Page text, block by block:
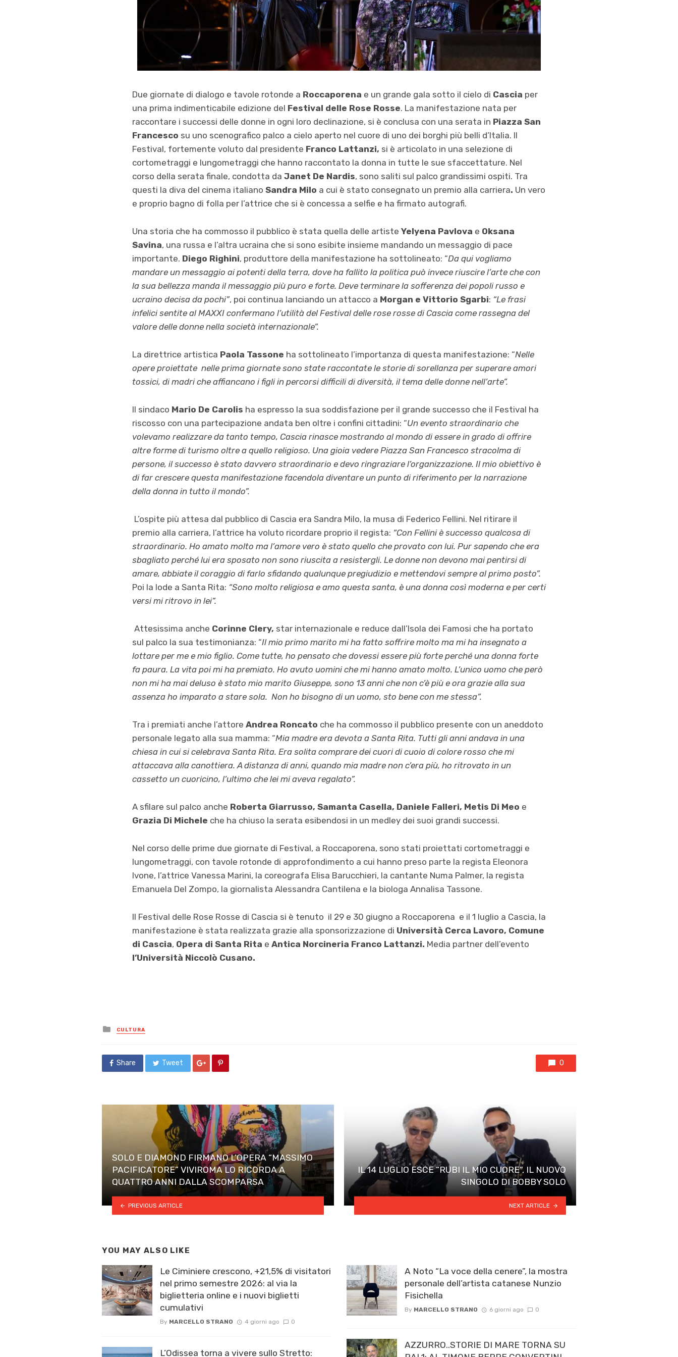
Due giornate di dialogo e tavole rotonde a Roccaporena e un grande gala sotto il cielo di Cascia per
una prima indimenticabile edizione del Festival delle Rose Rosse. La manifestazione nata per
raccontare i successi delle donne in ogni loro declinazione, si è conclusa con una serata in Piazza San
Francesco su uno scenografico palco a cielo aperto nel cuore di uno dei borghi più belli d’Italia. Il
Festival, fortemente voluto dal presidente Franco Lattanzi, si è articolato in una selezione di
cortometraggi e lungometraggi che hanno raccontato la donna in tutte le sue sfaccettature. Nel
corso della serata finale, condotta da Janet De Nardis, sono saliti sul palco grandissimi ospiti. Tra
questi la diva del cinema italiano Sandra Milo a cui è stato consegnato un premio alla carriera. Un vero
e proprio bagno di folla per l’attrice che si è concessa a selfie e ha firmato autografi.
Una storia che ha commosso il pubblico è stata quella delle artiste Yelyena Pavlova e Oksana
Savina, una russa e l’altra ucraina che si sono esibite insieme mandando un messaggio di pace
importante. Diego Righini, produttore della manifestazione ha sottolineato: “Da qui vogliamo
mandare un messaggio ai potenti della terra, dove ha fallito la politica può invece riuscire l’arte che con
la sua bellezza manda il messaggio più puro e forte. Deve terminare la sofferenza dei popoli russo e
ucraino decisa da pochi”, poi continua lanciando un attacco a Morgan e Vittorio Sgarbi: “Le frasi
infelici sentite al MAXXI confermano l’utilità del Festival delle rose rosse di Cascia come rassegna del
valore delle donne nella società internazionale”.
La direttrice artistica Paola Tassone ha sottolineato l’importanza di questa manifestazione: “Nelle
opere proiettate nelle prima giornate sono state raccontate le storie di sorellanza per superare amori
tossici, di madri che affiancano i figli in percorsi difficili di diversità, il tema delle donne nell’arte”.
Il sindaco Mario De Carolis ha espresso la sua soddisfazione per il grande successo che il Festival ha
riscosso con una partecipazione andata ben oltre i confini cittadini: “Un evento straordinario che
volevamo realizzare da tanto tempo, Cascia rinasce mostrando al mondo di essere in grado di offrire
altre forme di turismo oltre a quello religioso. Una gioia vedere Piazza San Francesco stracolma di
persone, il successo è stato davvero straordinario e devo ringraziare l’organizzazione. Il mio obiettivo è
di far crescere questa manifestazione facendola diventare un punto di riferimento per la narrazione
della donna in tutto il mondo”.
L’ospite più attesa dal pubblico di Cascia era Sandra Milo, la musa di Federico Fellini. Nel ritirare il
premio alla carriera, l’attrice ha voluto ricordare proprio il regista: “Con Fellini è successo qualcosa di
straordinario. Ho amato molto ma l’amore vero è stato quello che provato con lui. Pur sapendo che era
sbagliato perché lui era sposato non sono riuscita a resistergli. Le donne non devono mai pentirsi di
amare, abbiate il coraggio di farlo sfidando qualunque pregiudizio e mettendovi sempre al primo posto”.
Poi la lode a Santa Rita: “Sono molto religiosa e amo questa santa, è una donna così moderna e per certi
versi mi ritrovo in lei”.
Attesissima anche Corinne Clery, star internazionale e reduce dall’Isola dei Famosi che ha portato
sul palco la sua testimonianza: “Il mio primo marito mi ha fatto soffrire molto ma mi ha insegnato a
lottare per me e mio figlio. Come tutte, ho pensato che dovessi essere più forte perché una donna forte
fa paura. La vita poi mi ha premiato. Ho avuto uomini che mi hanno amato molto. L’unico uomo che però
non mi ha mai deluso è stato mio marito Giuseppe, sono 13 anni che non c’è più e ora grazie alla sua
assenza ho imparato a stare sola. Non ho bisogno di un uomo, sto bene con me stessa”.
Tra i premiati anche l’attore Andrea Roncato che ha commosso il pubblico presente con un aneddoto
personale legato alla sua mamma: “Mia madre era devota a Santa Rita. Tutti gli anni andava in una
chiesa in cui si celebrava Santa Rita. Era solita comprare dei cuori di cuoio di colore rosso che mi
attaccava alla canottiera. A distanza di anni, quando mia madre non c’era più, ho ritrovato in un
cassetto un cuoricino, l’ultimo che lei mi aveva regalato”.
A sfilare sul palco anche Roberta Giarrusso, Samanta Casella, Daniele Falleri, Metis Di Meo e
Grazia Di Michele che ha chiuso la serata esibendosi in un medley dei suoi grandi successi.
Nel corso delle prime due giornate di Festival, a Roccaporena, sono stati proiettati cortometraggi e
lungometraggi, con tavole rotonde di approfondimento a cui hanno preso parte la regista Eleonora
Ivone, l’attrice Vanessa Marini, la coreografa Elisa Barucchieri, la cantante Numa Palmer, la regista
Emanuela Del Zompo, la giornalista Alessandra Cantilena e la biologa Annalisa Tassone.
Il Festival delle Rose Rosse di Cascia si è tenuto il 29 e 30 giugno a Roccaporena e il 1 luglio a Cascia, la
manifestazione è stata realizzata grazie alla sponsorizzazione di Università Cerca Lavoro, Comune
di Cascia, Opera di Santa Rita e Antica Norcineria Franco Lattanzi. Media partner dell’evento
l’Università Niccolò Cusano.
Posted
in
CULTURA
Share Tweet 0
SOLO E DIAMOND FIRMANO L’OPERA “MASSIMO
PACIFICATORE” VIVIROMA LO RICORDA A
QUATTRO ANNI DALLA SCOMPARSA
PREVIOUS ARTICLE
IL 14 LUGLIO ESCE “RUBI IL MIO CUORE”, IL NUOVO
SINGOLO DI BOBBY SOLO
NEXT ARTICLE
YOU MAY ALSO LIKE
Le Ciminiere crescono, +21,5% di visitatori
nel primo semestre 2026: al via la
biglietteria online e i nuovi biglietti
cumulativi
By MARCELLO STRANO 4 giorni ago 0
L’Odissea torna a vivere sullo Stretto:
A Noto “La voce della cenere”, la mostra
personale dell’artista catanese Nunzio
Fisichella
By MARCELLO STRANO 6 giorni ago 0
AZZURRO..STORIE DI MARE TORNA SU